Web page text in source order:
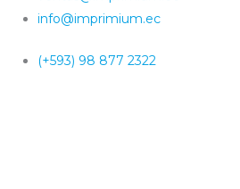
info@imprimium.ec
(+593) 98 877 2322